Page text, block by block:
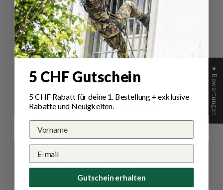
Schreibe
eine
Bewertung
Eine
Frage
stellen
Sort by
Bewertungen in anderen
Sprachen
09/08/2025
Gianfranco F.
Ottimo servizio
★ Bewertungen
5 CHF Gutschein
5 CHF Rabatt für deine 1. Bestellung+ exklusive
Rabatte und Neuigkeiten.
Gutschein erhalten